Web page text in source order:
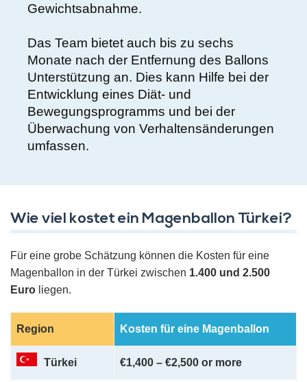
Gewichtsabnahme.
Das Team bietet auch bis zu sechs
Monate nach der Entfernung des Ballons
Unterstützung an. Dies kann Hilfe bei der
Entwicklung eines Diät- und
Bewegungsprogramms und bei der
Überwachung von Verhaltensänderungen
umfassen.
Wie viel kostet ein Magenballon Türkei?
Für eine grobe Schätzung können die Kosten für eine
Magenballon in der Türkei zwischen 1.400 und 2.500
Euro liegen.
Region Kosten für eine Magenballon
Türkei €1,400 – €2,500 or more